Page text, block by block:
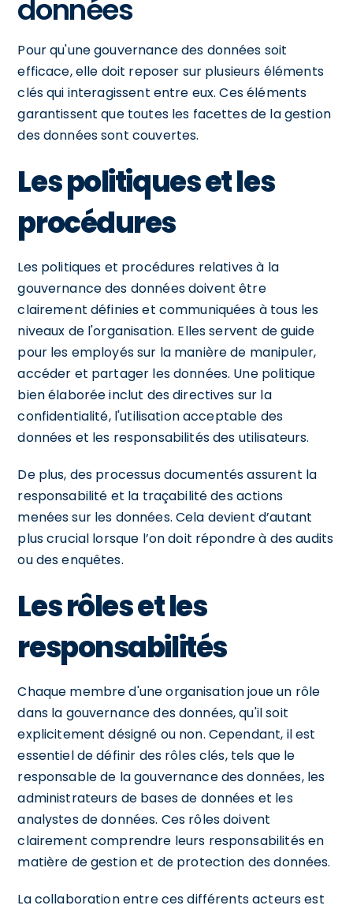
données
Pour qu'une gouvernance des données soit
efficace, elle doit reposer sur plusieurs éléments
clés qui interagissent entre eux. Ces éléments
garantissent que toutes les facettes de la gestion
des données sont couvertes.
Les politiques et les
procédures
Les politiques et procédures relatives à la
gouvernance des données doivent être
clairement définies et communiquées à tous les
niveaux de l'organisation. Elles servent de guide
pour les employés sur la manière de manipuler,
accéder et partager les données. Une politique
bien élaborée inclut des directives sur la
confidentialité, l'utilisation acceptable des
données et les responsabilités des utilisateurs.
De plus, des processus documentés assurent la
responsabilité et la traçabilité des actions
menées sur les données. Cela devient d’autant
plus crucial lorsque l’on doit répondre à des audits
ou des enquêtes.
Les rôles et les
responsabilités
Chaque membre d'une organisation joue un rôle
dans la gouvernance des données, qu'il soit
explicitement désigné ou non. Cependant, il est
essentiel de définir des rôles clés, tels que le
responsable de la gouvernance des données, les
administrateurs de bases de données et les
analystes de données. Ces rôles doivent
clairement comprendre leurs responsabilités en
matière de gestion et de protection des données.
La collaboration entre ces différents acteurs est